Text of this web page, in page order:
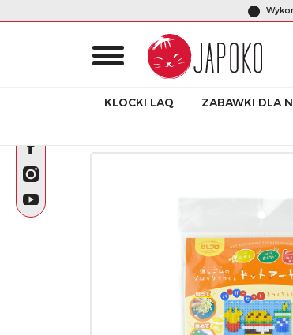
KLOCKI LAQ ZABAWKI DLA